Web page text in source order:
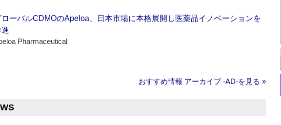
ローバルCDMOのApeloa、日本市場に本格展開し医薬品イノベーションを
Pharmaceutical
おすすめ情報 アーカイブ ‐AD‐を見る »